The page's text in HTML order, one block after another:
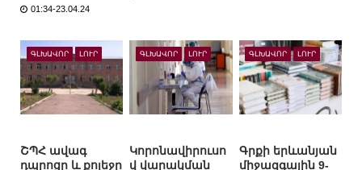
01:34-23.04.24
ԳԼԽԱՎՈՐ ԼՈՒՐ
ՇՊՀ ավագ
դպրոցը և քոլեջը
ԳԼԽԱՎՈՐ ԼՈՒՐ
Կորոնավիրուսո
վ վարակման
ԳԼԽԱՎՈՐ ԼՈՒՐ
Գրքի երևանյան
միջազգային 9-